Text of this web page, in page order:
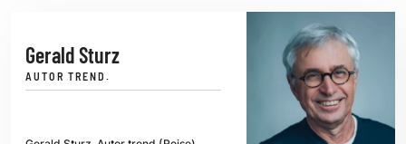
Gerald Sturz
AUTOR TREND.